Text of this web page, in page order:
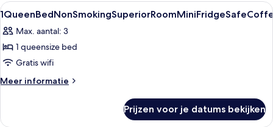
Alle
foto's
voor
laden
Select Comfort-bedden, een kluis op
3
Max. aantal: 3
1 queensize bed
Gratis wifi
Meer informatie
Meer
Prijzen voor je datums bekijken